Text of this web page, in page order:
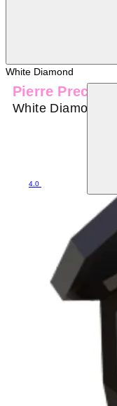
White Diamond
Pierre Precieuse
White Diamond
4.0